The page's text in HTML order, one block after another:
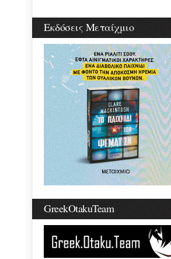
Εκδόσεις Μεταίχμιο
GreekOtakuTeam